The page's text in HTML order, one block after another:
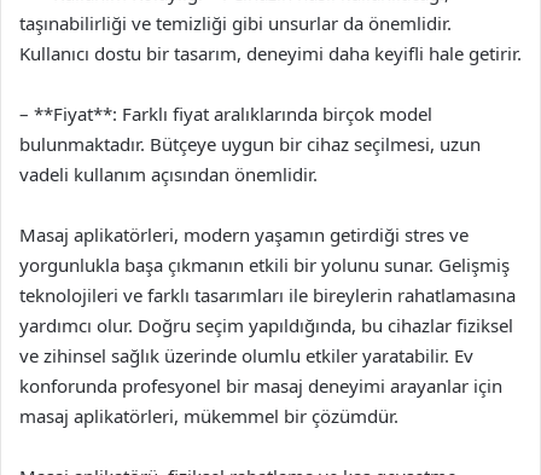
taşınabilirliği ve temizliği gibi unsurlar da önemlidir.
Kullanıcı dostu bir tasarım, deneyimi daha keyifli hale getirir.
– **Fiyat**: Farklı fiyat aralıklarında birçok model
bulunmaktadır. Bütçeye uygun bir cihaz seçilmesi, uzun
vadeli kullanım açısından önemlidir.
Masaj aplikatörleri, modern yaşamın getirdiği stres ve
yorgunlukla başa çıkmanın etkili bir yolunu sunar. Gelişmiş
teknolojileri ve farklı tasarımları ile bireylerin rahatlamasına
yardımcı olur. Doğru seçim yapıldığında, bu cihazlar fiziksel
ve zihinsel sağlık üzerinde olumlu etkiler yaratabilir. Ev
konforunda profesyonel bir masaj deneyimi arayanlar için
masaj aplikatörleri, mükemmel bir çözümdür.